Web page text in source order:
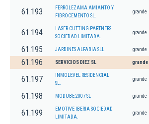
61.193
FERROLEZAMA AMIANTO Y
FIBROCEMENTO SL.
grande
61.194
LASER CUTTING PARTNERS
SOCIEDAD LIMITADA.
grande
61.195 JARDINES ALFABIA SLL grande
61.196 SERVICIOS DIEZ SL grande
61.197
INMOLEVEL RESIDENCIAL
SL.
grande
61.198 MODUBE 2007 SL grande
61.199
EMOTIVE IBERIA SOCIEDAD
LIMITADA.
grande